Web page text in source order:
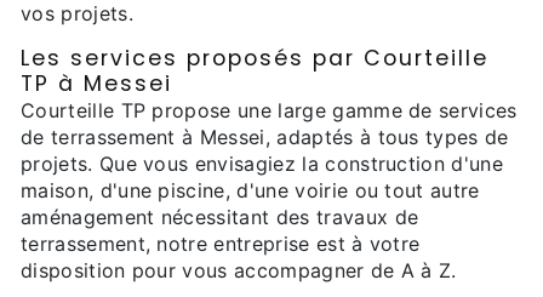
vos projets.
Les services proposés par Courteille
TP à Messei
Courteille TP propose une large gamme de services
de terrassement à Messei, adaptés à tous types de
projets. Que vous envisagiez la construction d'une
maison, d'une piscine, d'une voirie ou tout autre
aménagement nécessitant des travaux de
terrassement, notre entreprise est à votre
disposition pour vous accompagner de A à Z.